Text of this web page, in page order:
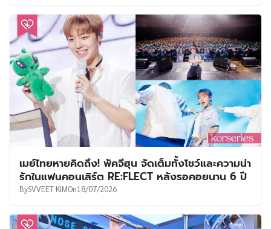
เมย์ไทยหายคิดถึง! พัคจีฮุน จัดเต็มทั้งโชว์และความน่า
รักในแฟนคอนเสิร์ต RE:FLECT หลังรอคอยนาน 6 ปี
BySVVEET KIMOn18/07/2026